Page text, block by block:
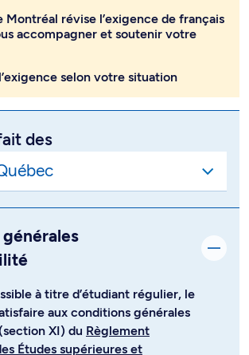
Montréal révise l’exigence de français
accompagner et soutenir votre
selon votre situation
des
à titre d’étudiant régulier, le
aux conditions générales
XI) du Règlement
Études supérieures et